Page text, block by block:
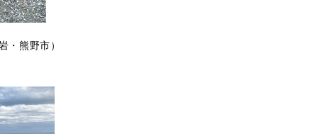
・熊野市）